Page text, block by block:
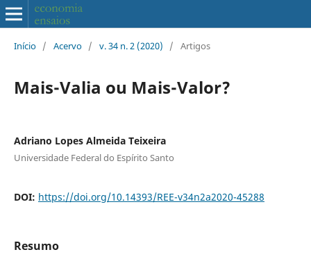
Início / Acervo / v. 34 n. 2 (2020) / Artigos
Mais-Valia ou Mais-Valor?
Adriano Lopes Almeida Teixeira
Universidade Federal do Espírito Santo
DOI: https://doi.org/10.14393/REE-v34n2a2020-45288
Resumo